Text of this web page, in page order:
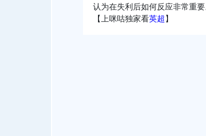
认为在失利后如何反应非常重
【上咪咕独家看英超 】